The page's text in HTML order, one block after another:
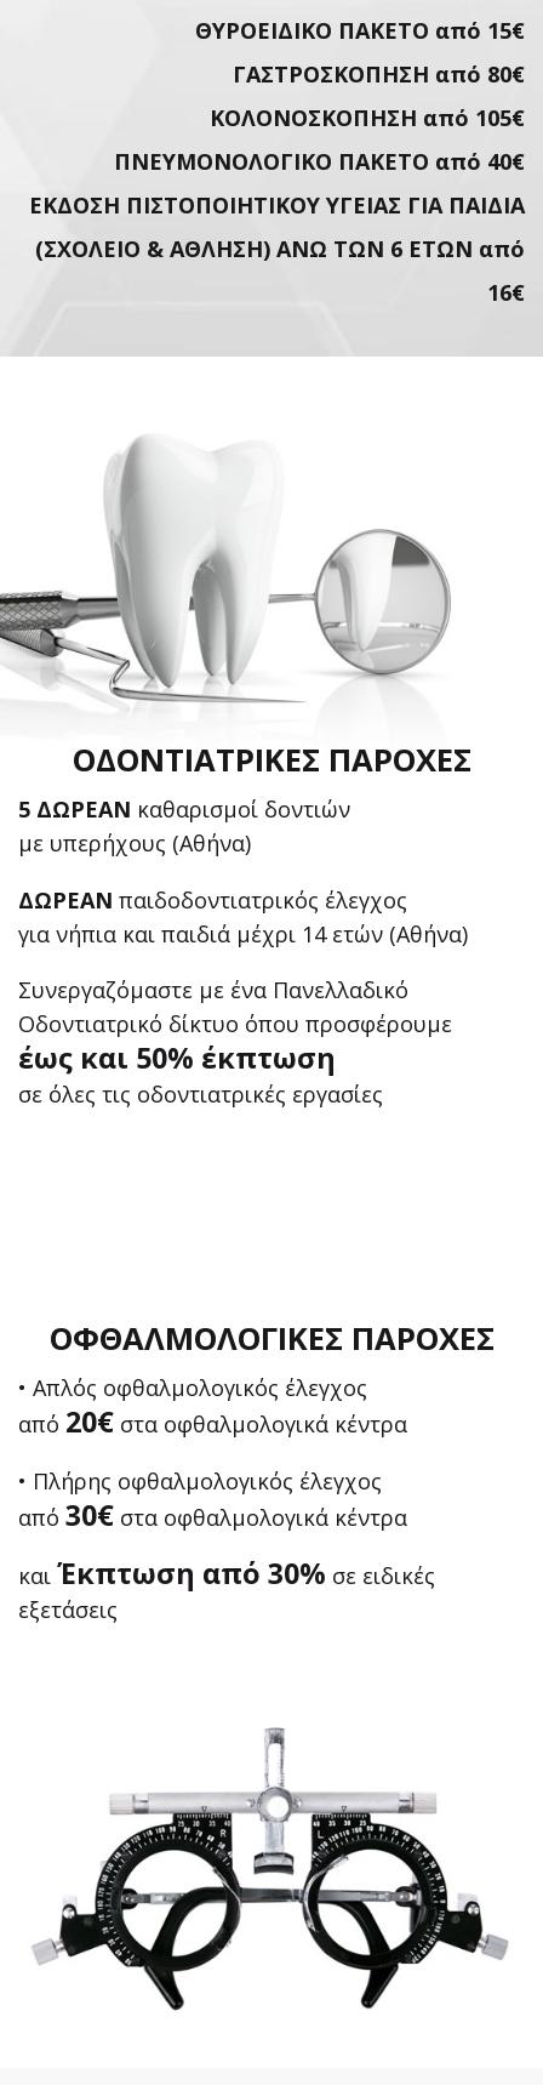
ΘΥΡΟΕΙΔΙΚΟ ΠΑΚΕΤΟ από 15€
ΓΑΣΤΡΟΣΚΟΠΗΣΗ από 80€
ΚΟΛΟΝΟΣΚΟΠΗΣΗ από 105€
ΠΝΕΥΜΟΝΟΛΟΓΙΚΟ ΠΑΚΕΤΟ από 40€
ΕΚΔΟΣΗ ΠΙΣΤΟΠΟΙΗΤΙΚΟΥ ΥΓΕΙΑΣ ΓΙΑ ΠΑΙΔΙΑ
(ΣΧΟΛΕΙΟ & ΑΘΛΗΣΗ) ΑΝΩ ΤΩΝ 6 ΕΤΩΝ από
16€
ΟΔΟΝΤΙΑΤΡΙΚΕΣ ΠΑΡΟΧΕΣ
5 ΔΩΡΕΑΝ καθαρισμοί δοντιών
με υπερήχους (Αθήνα)
ΔΩΡΕΑΝ παιδοδοντιατρικός έλεγχος
για νήπια και παιδιά μέχρι 14 ετών (Αθήνα)
Συνεργαζόμαστε με ένα Πανελλαδικό
Οδοντιατρικό δίκτυο όπου προσφέρουμε
έως και 50% έκπτωση
σε όλες τις οδοντιατρικές εργασίες
ΟΦΘΑΛΜΟΛΟΓΙΚΕΣ ΠΑΡΟΧΕΣ
• Απλός οφθαλμολογικός έλεγχος
από 20€ στα οφθαλμολογικά κέντρα
• Πλήρης οφθαλμολογικός έλεγχος
από 30€ στα οφθαλμολογικά κέντρα
και Έκπτωση από 30% σε ειδικές
εξετάσεις